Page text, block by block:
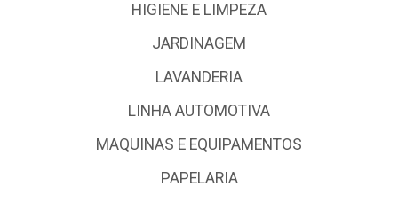
HIGIENE E LIMPEZA
JARDINAGEM
LAVANDERIA
LINHA AUTOMOTIVA
MAQUINAS E EQUIPAMENTOS
PAPELARIA